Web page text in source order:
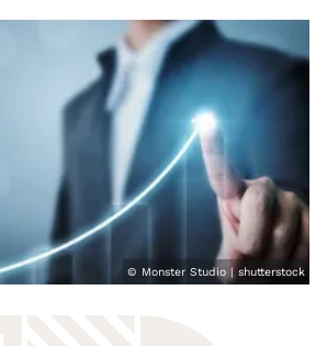
© Monster Studio | shutterstock